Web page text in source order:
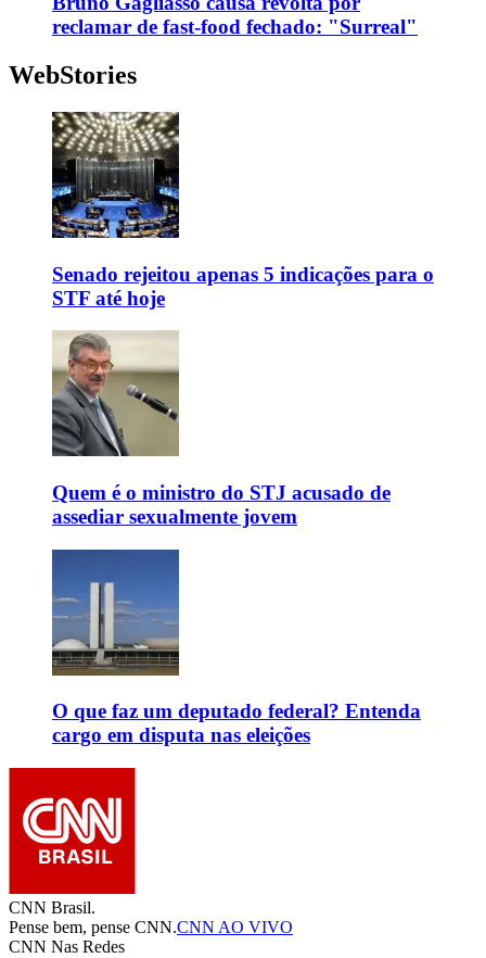
reclamar de fast-food fechado: "Surreal"
WebStories
Senado rejeitou apenas 5 indicações para o
STF até hoje
Quem é o ministro do STJ acusado de
assediar sexualmente jovem
O que faz um deputado federal? Entenda
cargo em disputa nas eleições
CNN Brasil.
Pense bem, pense CNN.CNN AO VIVO
CNN Nas Redes